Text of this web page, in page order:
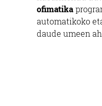
ofimatika
automatikoko
daude umeen